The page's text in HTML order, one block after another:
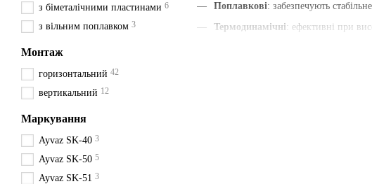
Поплавкові: забезпечують
Термодинамічні: ефективні при
з біметалічними пластинами 6
з вільним поплавком 3
Монтаж
горизонтальний 42
вертикальний 12
Маркування
Ayvaz SK-40 3
Ayvaz SK-50 5
Ayvaz SK-51 3